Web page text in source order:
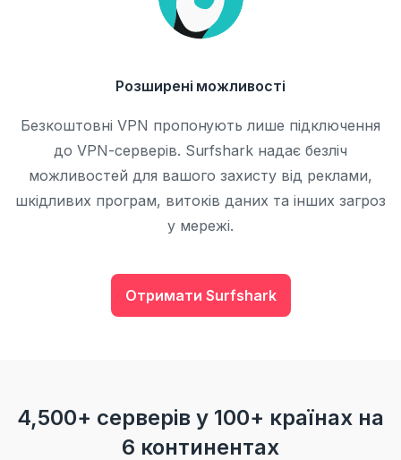
Розширені можливості
Безкоштовні VPN пропонують лише підключення
до VPN-серверів. Surfshark надає безліч
можливостей для вашого захисту від реклами,
шкідливих програм, витоків даних та інших загроз
у мережі.
Отримати Surfshark
4,500+ серверів у 100+ країнах на
6 континентах